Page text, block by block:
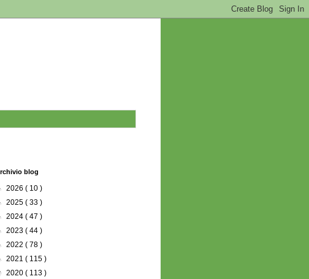
blog
2026 ( 10 )
2025 ( 33 )
2024 ( 47 )
2023 ( 44 )
2022 ( 78 )
2021 ( 115 )
2020 ( 113 )